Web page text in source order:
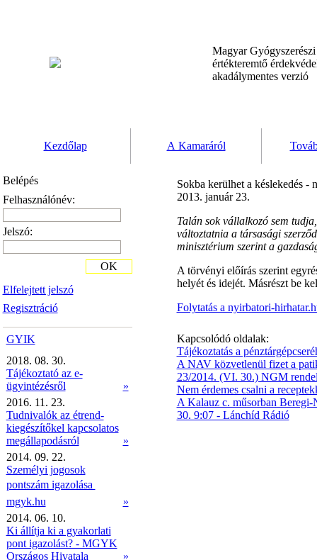
Magyar
értékteremtő
akadálymentes verzió
Kezdőlap A Kamaráról
Belépés
Felhasználónév:
Jelszó:
Elfelejtett jelszó
Regisztráció
OK
GYIK
2018. 08. 30.
Tájékoztató az e-
ügyintézésről
»
2016. 11. 23.
Tudnivalók az étrend-
kiegészítőkel kapcsolatos
megállapodásról
»
2014. 09. 22.
Személyi jogosok
pontszám igazolása 
mgyk.hu
»
2014. 06. 10.
Ki állítja ki a gyakorlati
pont igazolást? - MGYK
Országos Hivatala
»
Sokba kerülhet a késlekedés -
2013. január 23.
Talán sok vállalkozó sem
változtatnia a társasági
minisztérium szerint a
A törvényi előírás szerint
helyét és idejét. Másrészt be
Folytatás a nyirbatori-
Kapcsolódó oldalak:
Tájékoztatás a
A NAV közvetlenül fizet a
23/2014. (VI. 30.) NGM
Nem érdemes csalni a
A Kalauz c. műsorban
30. 9:07 - Lánchíd Rádió